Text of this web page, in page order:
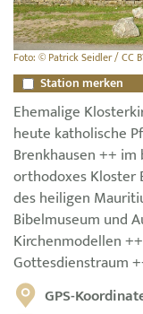
Foto: © Patrick Seidler / CC
Station merken
Ehemalige
heute katholische
Brenkhausen ++
orthodoxes Kloster
des heiligen
Bibelmuseum und
Kirchenmodellen
Gottesdienstraum
GPS-